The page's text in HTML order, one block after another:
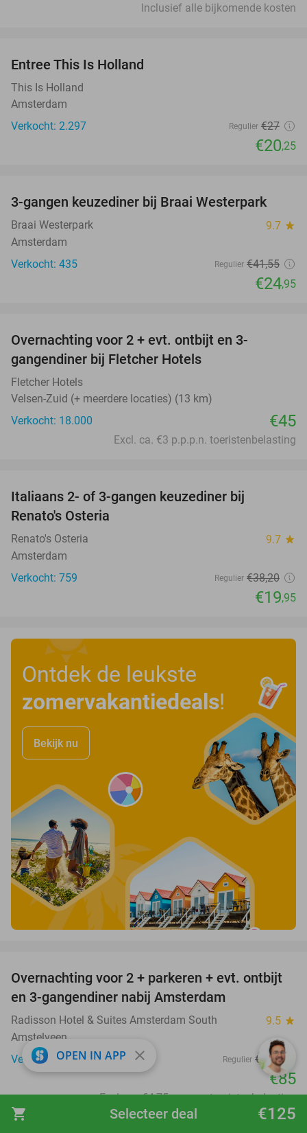
shopping_cart €125
Selecteer deal
Inclusief alle bijkomende kosten
Entree This Is Holland
This Is Holland
Amsterdam
Verkocht: 2.297
Regulier €27
€20,25
40%
3-gangen keuzediner bij Braai Westerpark
Braai Westerpark 9.7 star
Amsterdam
Verkocht: 435
Regulier €41,55
€24,95
Overnachting voor 2 + evt. ontbijt en 3-
gangendiner bij Fletcher Hotels
Fletcher Hotels
Velsen-Zuid (+ meerdere locaties) (13 km)
Verkocht: 18.000
€45
Excl. ca. €3 p.p.p.n. toeristenbelasting
Italiaans 2- of 3-gangen keuzediner bij
Renato's Osteria
Renato's Osteria 9.7 star
Amsterdam
Verkocht: 759
Regulier €38,20
€19,95
Ontdek de leukste
zomervakantiedeals!
Bekijk nu
51%
Overnachting voor 2 + parkeren + evt. ontbijt
en 3-gangendiner nabij Amsterdam
Radisson Hotel & Suites Amsterdam South 9.5 star
Amstelveen
Verkocht: 1.933
Regulier €174
€85
Excl. ca. €4,75 p.p.p.n. toeristenbelasting
favorite_border
OPEN IN APP close